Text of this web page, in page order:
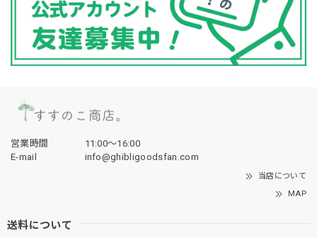
営業時間
11:00〜16:00
E-mail
info@ghibligoodsfan.com
当店について
MAP
送料について